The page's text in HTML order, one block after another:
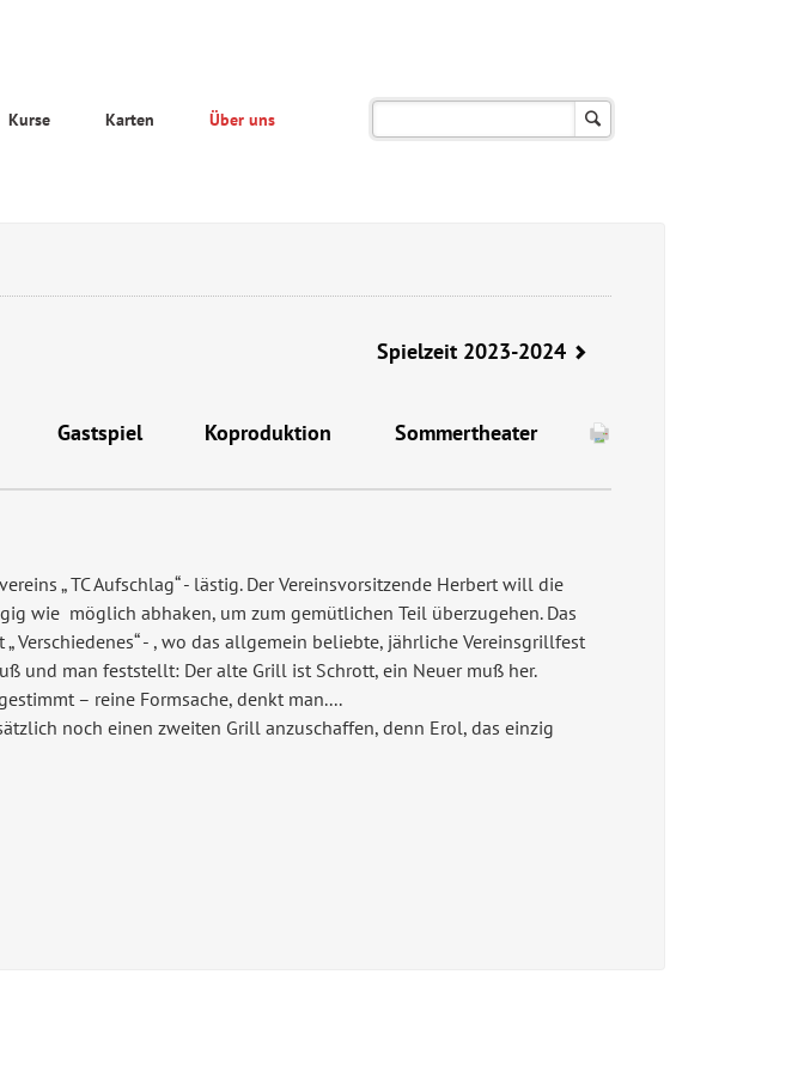
Kurse Karten Über uns
Spielzeit 2023-2024
Gastspiel Koproduktion Sommertheater
„ TC Aufschlag“ - lästig. Der Vereinsvorsitzende Herbert will die
wie möglich abhaken, um zum gemütlichen Teil überzugehen. Das
Verschiedenes“ - , wo das allgemein beliebte, jährliche Vereinsgrillfest
und man feststellt: Der alte Grill ist Schrott, ein Neuer muß her.
– reine Formsache, denkt man....
noch einen zweiten Grill anzuschaffen, denn Erol, das einzig